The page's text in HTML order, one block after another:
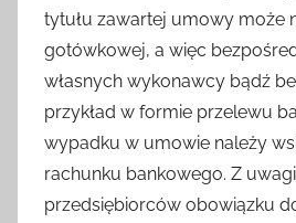
tytułu zawartej umowy może
gotówkowej, a więc
własnych wykonawcy bądź
przykład w formie przelewu
wypadku w umowie należy
rachunku bankowego. Z
przedsiębiorców obowiązku